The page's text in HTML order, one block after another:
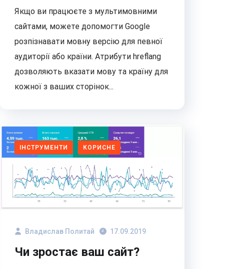
Якщо ви працюєте з мультимовними
сайтами, можете допомогти Google
розпізнавати мовну версію для певної
аудиторії або країни. Атрибути hreflang
дозволяють вказати мову та країну для
кожної з ваших сторінок...
ІНСТРУМЕНТИ КОРИСНЕ
Владислав Политай 17.09.2019
Чи зростає ваш сайт?